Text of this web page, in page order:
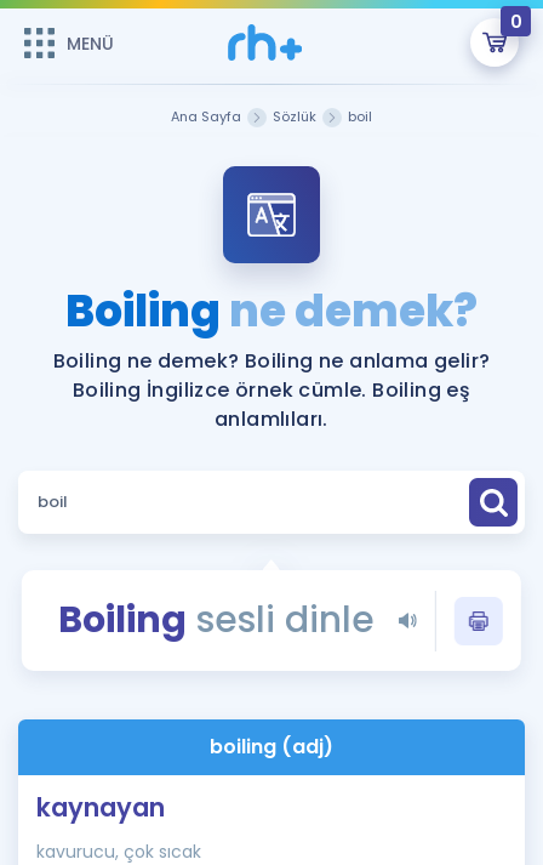
MENÜ
0
Şifremi Hatırlamıyorum
ÜYE DEĞİLİM
Sepetin Şu An Boş.
Remzi Hoca ile seni sınava hazırlayacak onlarca eğitim seni
bekliyor!
MENÜ
Katılımcı Görüşleri
Faydalı Araçlar
Rehberlik Aracı
ÖSYM Sınav Takvimi
Kampanyalar
Blog
Hakkımızda
Ana Sayfa Sözlük boil
Boiling ne demek?
Boiling ne demek? Boiling ne anlama gelir?
Boiling İngilizce örnek cümle. Boiling eş
anlamlıları.
Boiling sesli dinle
boiling (adj)
kaynayan
kavurucu, çok sıcak